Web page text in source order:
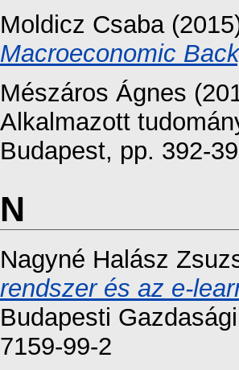
Moldicz Csaba
Macroeconomic
Mészáros Ágnes
Alkalmazott
Budapest, pp. 392-
N
Nagyné Halász
rendszer és az e-
Budapesti
7159-99-2